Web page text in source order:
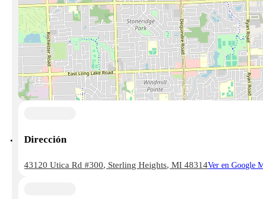
Dirección
43120 Utica Rd #300, Sterling Heights, MI 48314Ver en Google